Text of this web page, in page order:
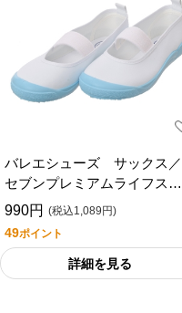
バレエシューズ サックス／
セブンプレミアムライフスタ
イル
990円 (税込1,089円)
49ポイント
詳細を見る